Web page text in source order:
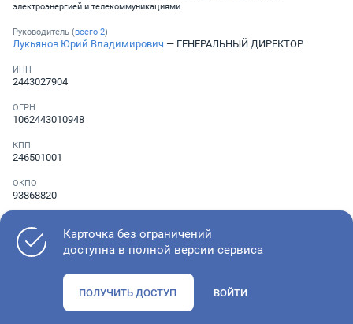
электроэнергией и телекоммуникациями
Руководитель (всего 2)
Лукьянов Юрий Владимирович — ГЕНЕРАЛЬНЫЙ ДИРЕКТОР
ИНН
2443027904
ОГРН
1062443010948
КПП
246501001
ОКПО
93868820
Не указан
Как оценить состояние компании
Карточка без ограничений
доступна в полной версии сервиса
ПОЛУЧИТЬ ДОСТУП ВОЙТИ